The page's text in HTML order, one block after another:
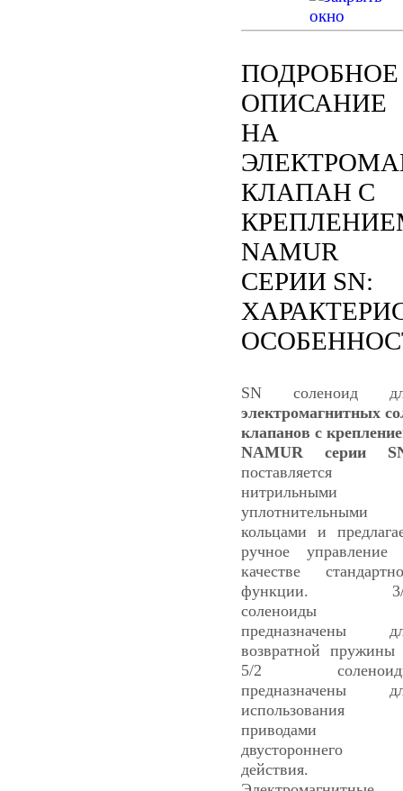
ПОДРОБНОЕ
ОПИСАНИЕ
НА
КЛАПАН С
NAMUR
СЕРИИ SN:
SN соленоид
электромагнитных
клапанов с
NAMUR серии
поставляется
нитрильными
уплотнительными
кольцами и
ручное управление
качестве
функции. 3/
соленоиды
предназначены
возвратной пружины
5/2
предназначены
использования
приводами
двустороннего
действия.